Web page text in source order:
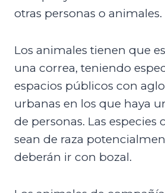
otras personas o animales.
Los animales tienen que
una correa, teniendo
espacios públicos con
urbanas en los que haya
de personas. Las especies
sean de raza
deberán ir con bozal.